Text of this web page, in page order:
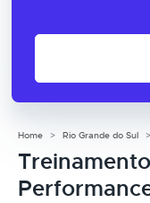
Home Rio Grande do Sul